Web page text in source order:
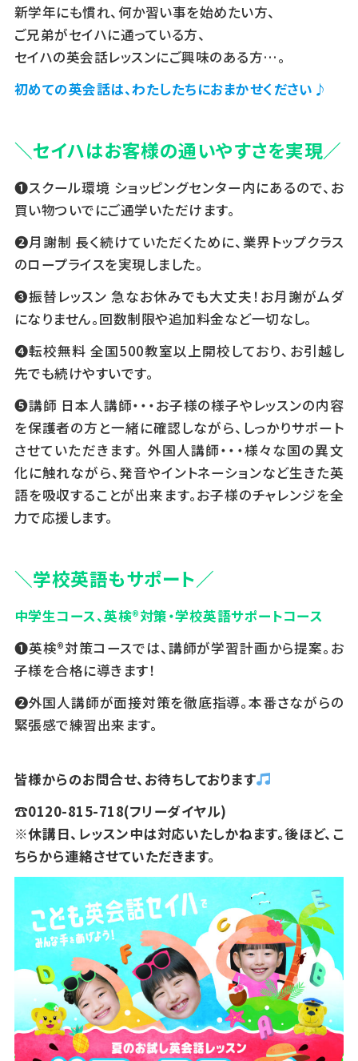
新学年にも慣れ、何か習い事を始めたい方、
ご兄弟がセイハに通っている方、
セイハの英会話レッスンにご興味のある方…。
初めての英会話は、わたしたちにおまかせください♪
＼セイハはお客様の通いやすさを実現／
❶スクール環境 ショッピングセンター内にあるので、お
買い物ついでにご通学いただけます。
❷月謝制 長く続けていただくために、業界トップクラス
のロープライスを実現しました。
❸振替レッスン 急なお休みでも大丈夫！お月謝がムダ
になりません。回数制限や追加料金など一切なし。
❹転校無料 全国500教室以上開校しており、お引越し
先でも続けやすいです。
❺講師 日本人講師・・・お子様の様子やレッスンの内容
を保護者の方と一緒に確認しながら、しっかりサポート
させていただきます。 外国人講師・・・様々な国の異文
化に触れながら、発音やイントネーションなど生きた英
語を吸収することが出来ます。お子様のチャレンジを全
力で応援します。
＼学校英語もサポート／
中学生コース、英検®対策・学校英語サポートコース
❶英検®対策コースでは、講師が学習計画から提案。お
子様を合格に導きます！
❷外国人講師が面接対策を徹底指導。本番さながらの
緊張感で練習出来ます。
皆様からのお問合せ、お待ちしております
☎0120-815-718(フリーダイヤル)
※休講日、レッスン中は対応いたしかねます。後ほど、こ
ちらから連絡させていただきます。